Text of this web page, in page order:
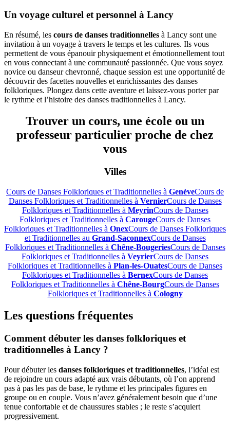
Un voyage culturel et personnel à Lancy
En résumé, les cours de danses traditionnelles à Lancy sont une
invitation à un voyage à travers le temps et les cultures. Ils vous
permettent de vous épanouir physiquement et émotionnellement tout
en vous connectant à une communauté passionnée. Que vous soyez
novice ou danseur chevronné, chaque session est une opportunité de
découvrir des facettes nouvelles et enrichissantes des danses
folkloriques. Plongez dans cette aventure et laissez-vous porter par
le rythme et l’histoire des danses traditionnelles à Lancy.
Trouver un cours, une école ou un
professeur particulier proche de chez
vous
Villes
Cours de Danses Folkloriques et Traditionnelles à GenèveCours de
Danses Folkloriques et Traditionnelles à VernierCours de Danses
Folkloriques et Traditionnelles à MeyrinCours de Danses
Folkloriques et Traditionnelles à CarougeCours de Danses
Folkloriques et Traditionnelles à OnexCours de Danses Folkloriques
et Traditionnelles au Grand-SaconnexCours de Danses
Folkloriques et Traditionnelles à Chêne-BougeriesCours de Danses
Folkloriques et Traditionnelles à VeyrierCours de Danses
Folkloriques et Traditionnelles à Plan-les-OuatesCours de Danses
Folkloriques et Traditionnelles à BernexCours de Danses
Folkloriques et Traditionnelles à Chêne-BourgCours de Danses
Folkloriques et Traditionnelles à Cologny
Les questions fréquentes
Comment débuter les danses folkloriques et
traditionnelles à Lancy ?
Pour débuter les danses folkloriques et traditionnelles, l’idéal est
de rejoindre un cours adapté aux vrais débutants, où l’on apprend
pas à pas les pas de base, le rythme et les principales figures en
groupe ou en couple. Vous n’avez généralement besoin que d’une
tenue confortable et de chaussures stables ; le reste s’acquiert
progressivement.